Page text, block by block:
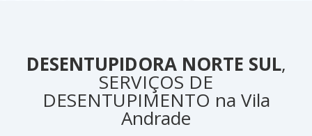
DESENTUPIDORA NORTE SUL,
SERVIÇOS DE
DESENTUPIMENTO na Vila
Andrade